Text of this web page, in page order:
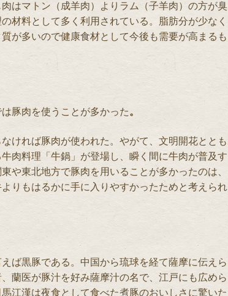
はマトン（成羊肉）よりラム（子羊肉）の方が臭
材料として多く利用されている。脂肪分が少なく
が多いので健康食材として今後も需要が高まるも
豚肉を使うことが多かった。
ければ豚肉が使われた。やがて、文明開花ととも
肉料理「牛鍋」が登場し、瞬く間に牛肉が普及す
や東北地方で豚肉を用いることが多かったのは、
りもはるかに手に入りやすかったためと考えられ
ば黒豚である。中国から琉球を経て薩摩に伝えら
蘭医が豚汁を好み薩摩汁の名で、江戸にも広めら
江漢は夜食として食べた煮豚のおいしさに驚いた